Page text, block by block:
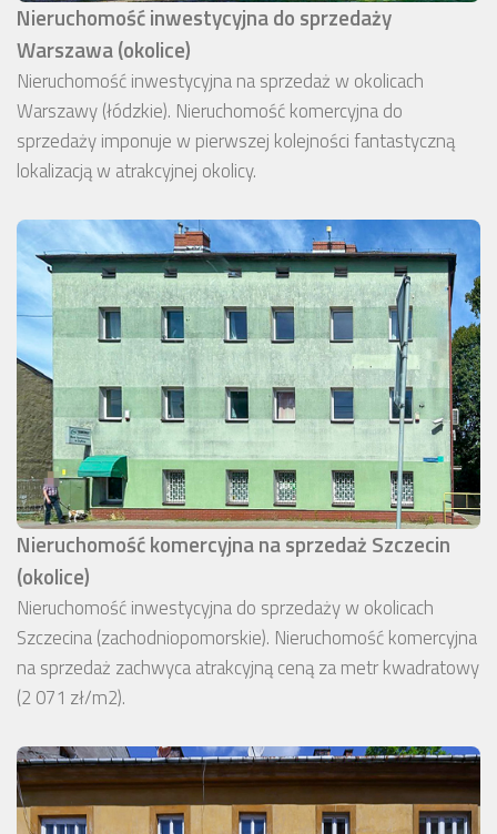
Nieruchomość inwestycyjna do sprzedaży
Warszawa (okolice)
Nieruchomość inwestycyjna na sprzedaż w okolicach
Warszawy (łódzkie). Nieruchomość komercyjna do
sprzedaży imponuje w pierwszej kolejności fantastyczną
lokalizacją w atrakcyjnej okolicy.
Nieruchomość komercyjna na sprzedaż Szczecin
(okolice)
Nieruchomość inwestycyjna do sprzedaży w okolicach
Szczecina (zachodniopomorskie). Nieruchomość komercyjna
na sprzedaż zachwyca atrakcyjną ceną za metr kwadratowy
(2 071 zł/m2).